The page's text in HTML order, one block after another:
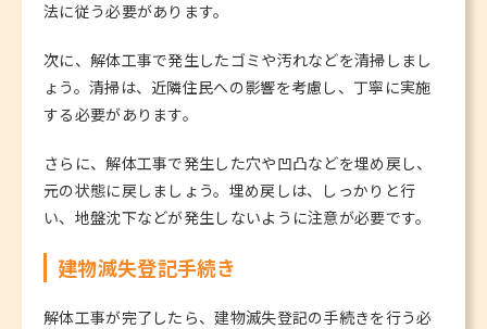
法に従う必要があります。
次に、解体工事で発生したゴミや汚れなどを清掃しまし
ょう。清掃は、近隣住民への影響を考慮し、丁寧に実施
する必要があります。
さらに、解体工事で発生した穴や凹凸などを埋め戻し、
元の状態に戻しましょう。埋め戻しは、しっかりと行
い、地盤沈下などが発生しないように注意が必要です。
建物滅失登記手続き
解体工事が完了したら、建物滅失登記の手続きを行う必